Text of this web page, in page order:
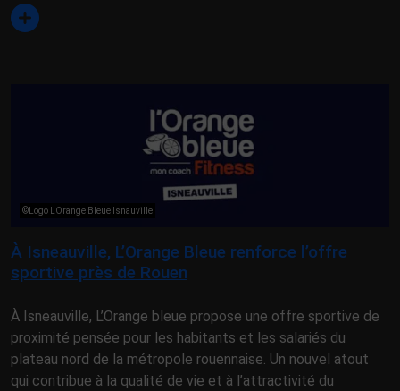
©Logo L'Orange Bleue Isnauville
À Isneauville, L’Orange Bleue renforce l’offre
sportive près de Rouen
À Isneauville, L’Orange bleue propose une offre sportive de
proximité pensée pour les habitants et les salariés du
plateau nord de la métropole rouennaise. Un nouvel atout
qui contribue à la qualité de vie et à l’attractivité du